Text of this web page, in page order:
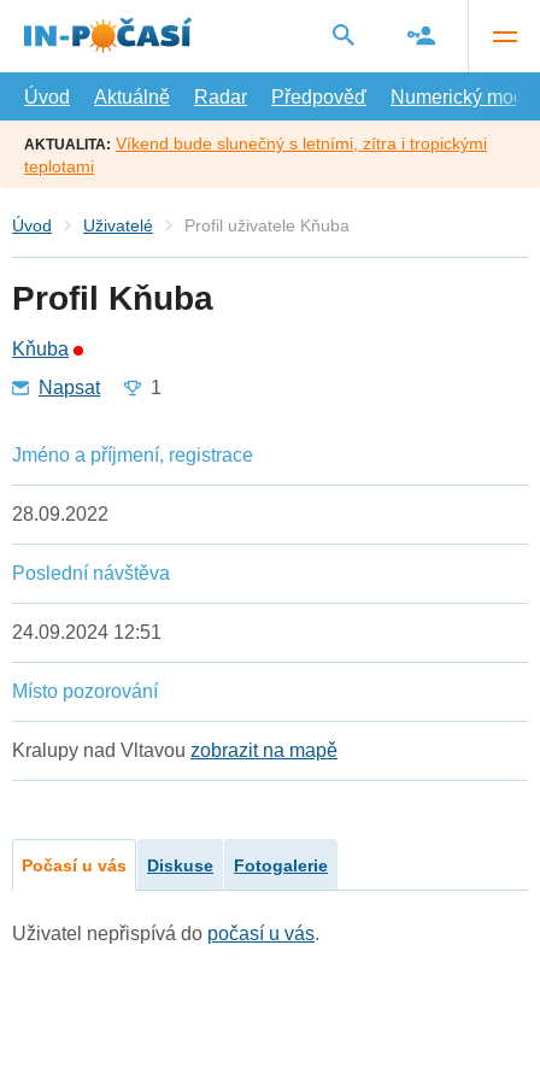
hlavní
Úvod
Aktuálně Radar Předpověď Numerický model
AKTUALITA: Víkend bude slunečný s letními, zítra i tropickými
teplotami
Úvod Uživatelé Profil uživatele Kňuba
Profil Kňuba
Kňuba
Napsat
1
Jméno a příjmení, registrace
28.09.2022
Poslední návštěva
24.09.2024 12:51
Místo pozorování
Kralupy nad Vltavou zobrazit na mapě
Počasí u vás Diskuse Fotogalerie
Uživatel nepřispívá do počasí u vás.